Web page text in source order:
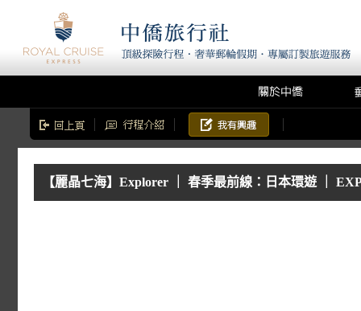
【麗晶七海】Explorer ｜ 春季最前線：日本環遊 ｜